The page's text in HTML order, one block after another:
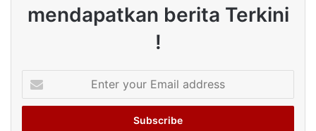
mendapatkan berita Terkini
!
your
Email